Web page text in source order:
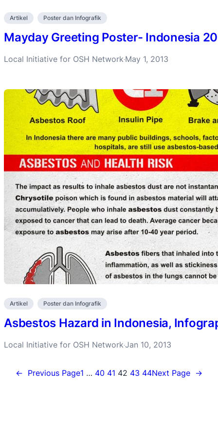
Artikel Poster dan Infografik
Mayday Greeting Poster- Indonesia
Local Initiative for OSH Network·May 1, 2013
Artikel Poster dan Infografik
Asbestos Hazard in Indonesia,
Local Initiative for OSH Network·Jan 10, 2013
← Previous Page1 … 40 41 42 43 44Next Page →